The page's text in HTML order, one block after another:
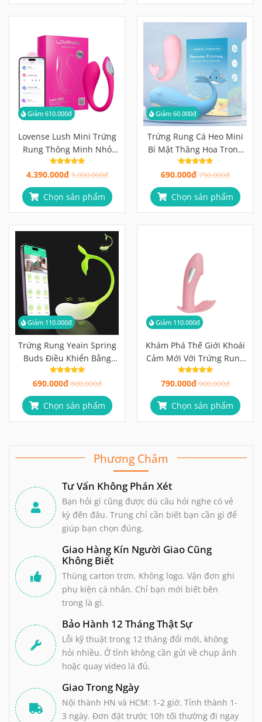
Giảm 610.000đ
Lovense Lush Mini Trứng
Rung Thông Minh Nhỏ
Gọn Cho Trải Nghiệm
Điểm G Tuyệt Vời
4.390.000đ 5.000.000đ
Chọn sản phẩm
Giảm 60.000đ
Trứng Rung Cá Heo Mini
Bí Mật Thăng Hoa Trong
Tầm Tay Bạn
690.000đ 750.000đ
Chọn sản phẩm
Giảm 110.000đ
Trứng Rung Yeain Spring
Buds Điều Khiển Bằng
App
690.000đ 800.000đ
Chọn sản phẩm
Giảm 110.000đ
Khám Phá Thế Giới Khoái
Cảm Mới Với Trứng Rung
Điện
790.000đ 900.000đ
Chọn sản phẩm
Phương Châm
Tư Vấn Không Phán Xét
Bạn hỏi gì cũng được dù câu hỏi nghe có vẻ
kỳ đến đâu. Trung chỉ cần biết bạn cần gì để
giúp bạn chọn đúng.
Giao Hàng Kín Người Giao Cũng
Không Biết
Thùng carton trơn. Không logo. Vận đơn ghi
phụ kiện cá nhân. Chỉ bạn mới biết bên
trong là gì.
Bảo Hành 12 Tháng Thật Sự
Lỗi kỹ thuật trong 12 tháng đổi mới, không
hỏi nhiều. Ở tỉnh không cần gửi về chụp ảnh
hoặc quay video là đủ.
Giao Trong Ngày
Nội thành HN và HCM: 1-2 giờ. Tỉnh thành 1-
3 ngày. Đơn đặt trước 10h tối thường đi ngay